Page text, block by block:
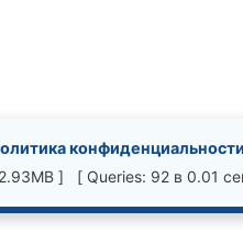
конфиденциальности
] [ Queries: 92 в 0.01